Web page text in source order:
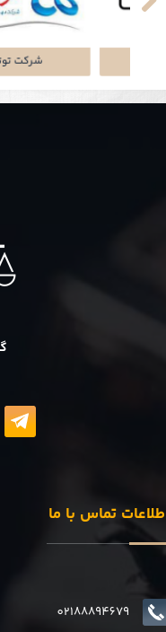
پلتفرم جاباما
تماس با ما
02188894679